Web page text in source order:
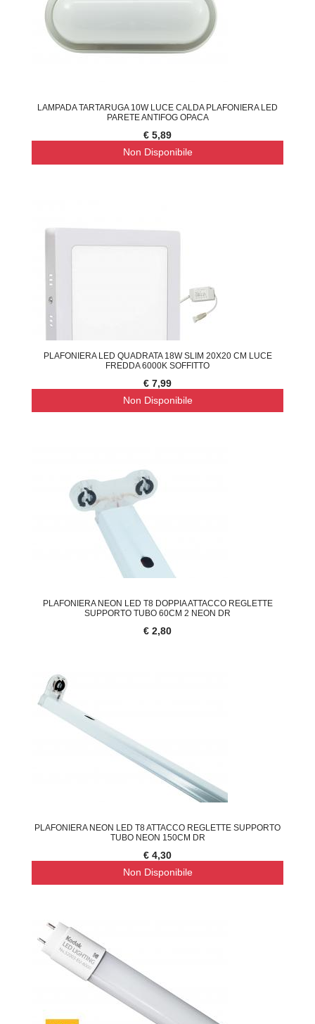
LAMPADA TARTARUGA 10W LUCE CALDA PLAFONIERA LED
PARETE ANTIFOG OPACA
€ 5,89
Non Disponibile
PLAFONIERA LED QUADRATA 18W SLIM 20X20 CM LUCE
FREDDA 6000K SOFFITTO
€ 7,99
Non Disponibile
PLAFONIERA NEON LED T8 DOPPIA ATTACCO REGLETTE
SUPPORTO TUBO 60CM 2 NEON DR
€ 2,80
PLAFONIERA NEON LED T8 ATTACCO REGLETTE SUPPORTO
TUBO NEON 150CM DR
€ 4,30
Non Disponibile